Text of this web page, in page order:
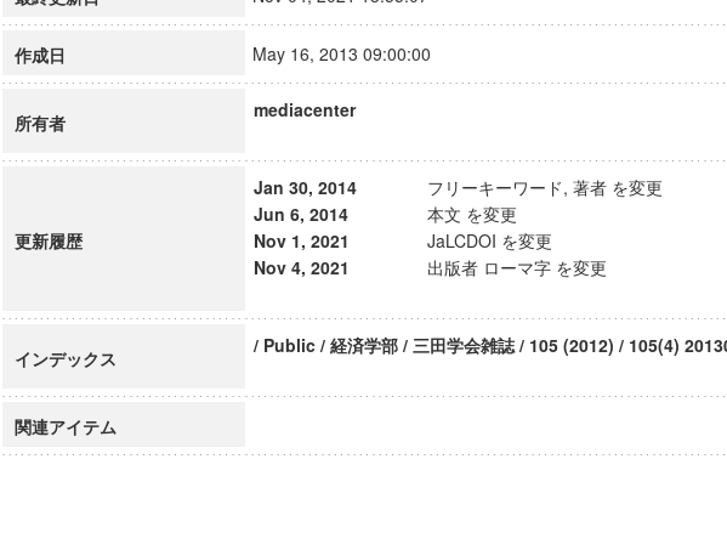
作成日 May 16, 2013 09:00:00
所有者
mediacenter
更新履歴
Jan 30, 2014
フリーキーワード, 著者 を変更
Jun 6, 2014
本文 を変更
Nov 1, 2021
JaLCDOI を変更
Nov 4, 2021
出版者 ローマ字 を変更
インデックス
/ Public / 経済学部 / 三田学会雑誌 / 105 (2012) / 105(4)
関連アイテム